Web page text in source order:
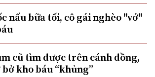
nấu bữa tối, cô gái nghèo "vớ"
cũ tìm được trên cánh đồng,
bở kho báu “khủng”